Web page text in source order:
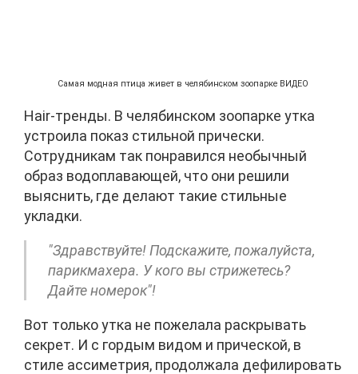
Самая модная птица живет в челябинском зоопарке ВИДЕО
Hair-тренды. В челябинском зоопарке утка
устроила показ стильной прически.
Сотрудникам так понравился необычный
образ водоплавающей, что они решили
выяснить, где делают такие стильные
укладки.
"Здравствуйте! Подскажите, пожалуйста,
парикмахера. У кого вы стрижетесь?
Дайте номерок"!
Вот только утка не пожелала раскрывать
секрет. И с гордым видом и прической, в
стиле ассиметрия, продолжала дефилировать